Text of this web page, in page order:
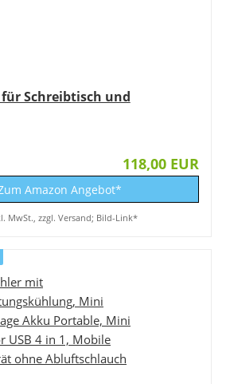
Schreibtisch und
118,00 EUR
Amazon Angebot*
MwSt., zzgl. Versand; Bild-Link*